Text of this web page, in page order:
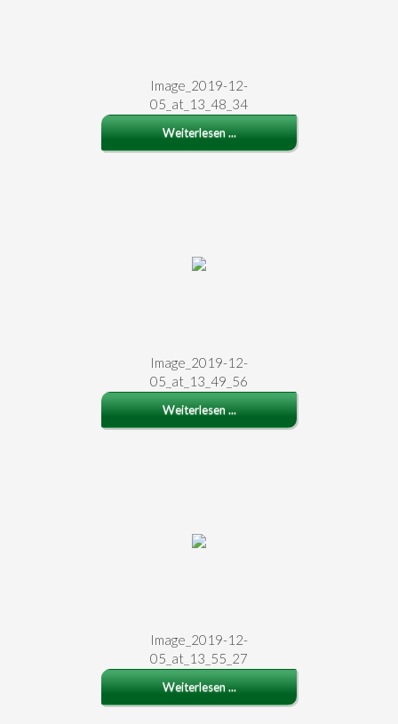
Image_2019-12-
05_at_13_48_34
Weiterlesen ...
Image_2019-12-
05_at_13_49_56
Weiterlesen ...
Image_2019-12-
05_at_13_55_27
Weiterlesen ...